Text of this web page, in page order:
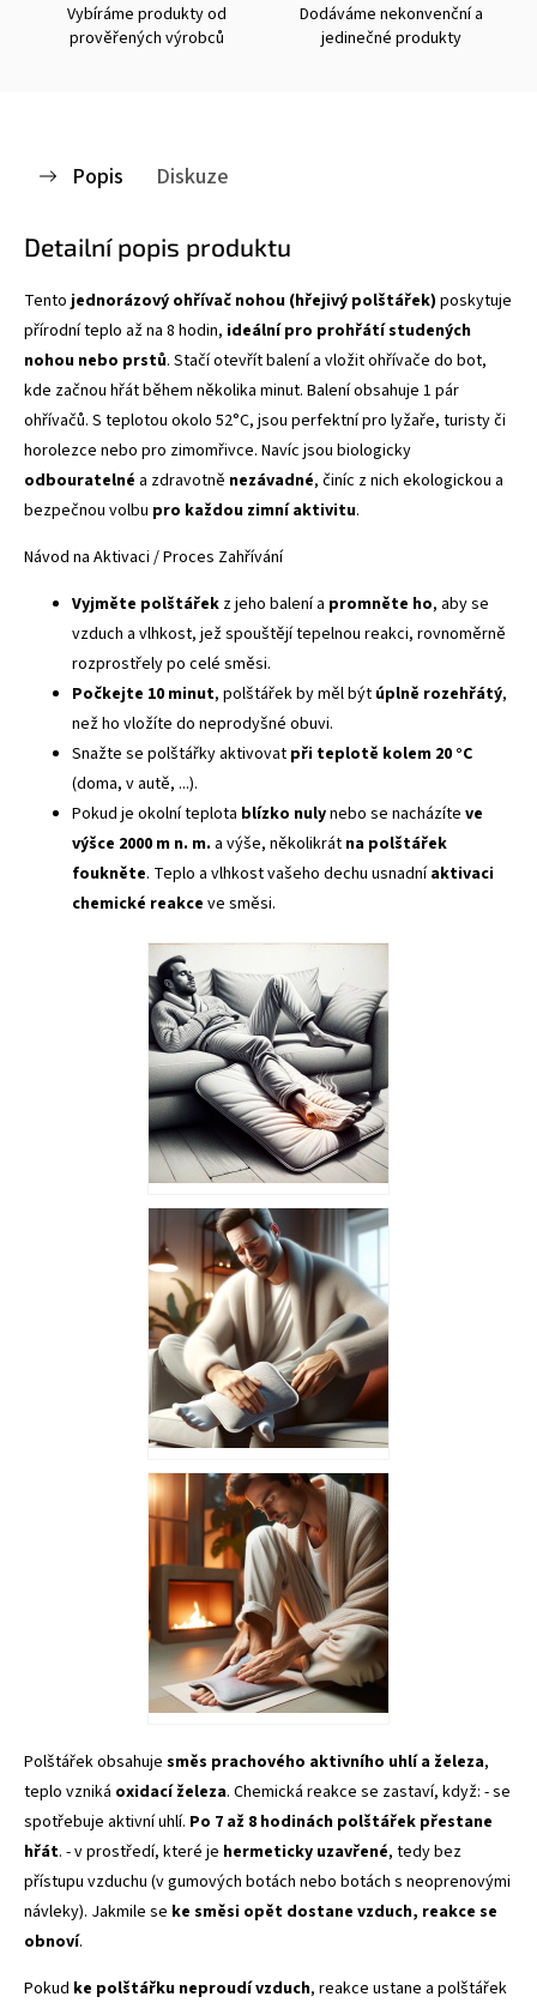
Vybíráme produkty od
prověřených výrobců
Dodáváme nekonvenční a
jedinečné produkty
Popis Diskuze
Detailní popis produktu
Tento jednorázový ohřívač nohou (hřejivý polštářek) poskytuje
přírodní teplo až na 8 hodin, ideální pro prohřátí studených
nohou nebo prstů. Stačí otevřít balení a vložit ohřívače do bot,
kde začnou hřát během několika minut. Balení obsahuje 1 pár
ohřívačů. S teplotou okolo 52°C, jsou perfektní pro lyžaře, turisty či
horolezce nebo pro zimomřivce. Navíc jsou biologicky
odbouratelné a zdravotně nezávadné, činíc z nich ekologickou a
bezpečnou volbu pro každou zimní aktivitu.
Návod na Aktivaci / Proces Zahřívání
Vyjměte polštářek z jeho balení a promněte ho, aby se
vzduch a vlhkost, jež spouštějí tepelnou reakci, rovnoměrně
rozprostřely po celé směsi.
Počkejte 10 minut, polštářek by měl být úplně rozehřátý,
než ho vložíte do neprodyšné obuvi.
Snažte se polštářky aktivovat při teplotě kolem 20 °C
(doma, v autě, ...).
Pokud je okolní teplota blízko nulynebo se nacházíte ve
výšce 2000 m n. m. a výše, několikrát na polštářek
foukněte. Teplo a vlhkost vašeho dechu usnadníaktivaci
chemické reakce ve směsi.
Polštářek obsahuje směs prachového aktivního uhlí a železa,
teplo vzniká oxidací železa. Chemická reakce se zastaví, když: - se
spotřebuje aktivní uhlí. Po 7 až 8 hodinách polštářek přestane
hřát. - v prostředí, které je hermeticky uzavřené, tedy bez
přístupu vzduchu (v gumových botách nebo botách s neoprenovými
návleky). Jakmile se ke směsi opět dostane vzduch, reakce se
obnoví.
Pokud ke polštářku neproudí vzduch, reakce ustane a polštářek